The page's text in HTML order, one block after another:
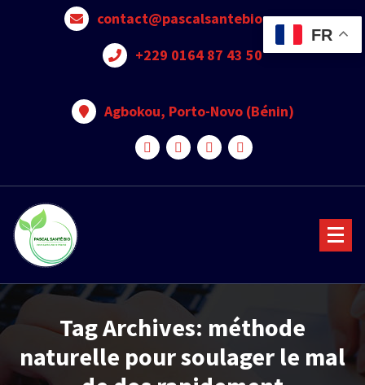
contact@pascalsantebio.com
+229 0164 87 43 50
Agbokou, Porto-Novo (Bénin)
Tag Archives: méthode
naturelle pour soulager le mal
FR